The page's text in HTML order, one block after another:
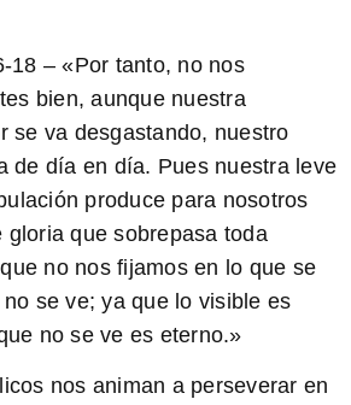
18 – «Por tanto, no nos
bien, aunque nuestra
se va desgastando, nuestro
de día en día. Pues nuestra leve
produce para nosotros
gloria que sobrepasa toda
no nos fijamos en lo que se
se ve; ya que lo visible es
no se ve es eterno.»
nos animan a perseverar en